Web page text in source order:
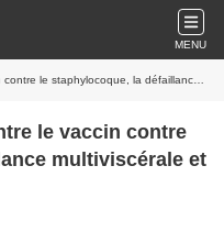
MENU
la défaillance multiviscérale et la mort
le vaccin contre
multiviscérale et